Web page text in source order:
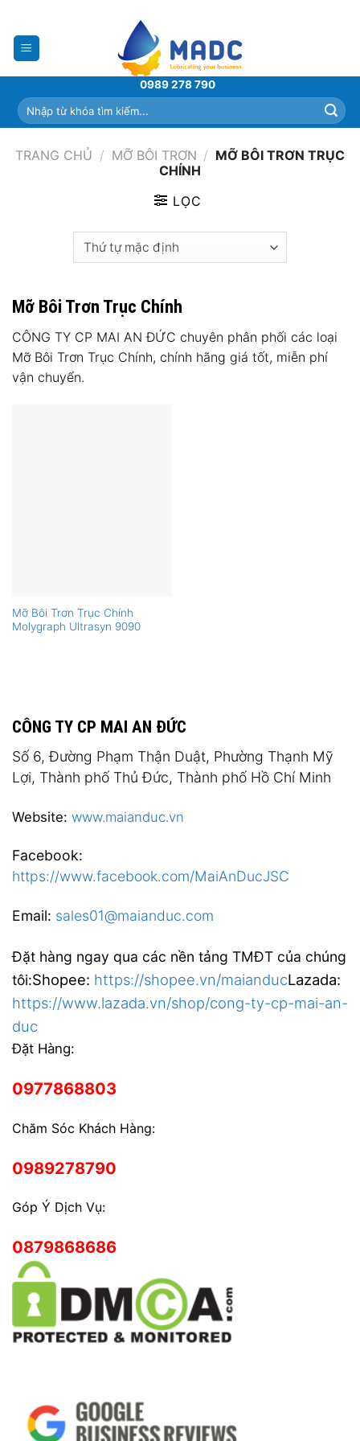
content
0989 278 790
Tìm
kiếm:
TRANG CHỦ / MỠ BÔI TRƠN / MỠ BÔI TRƠN TRỤC
CHÍNH
LỌC
Mỡ Bôi Trơn Trục Chính
CÔNG TY CP MAI AN ĐỨC chuyên phân phối các loại
Mỡ Bôi Trơn Trục Chính, chính hãng giá tốt, miễn phí
vận chuyển.
Mỡ Bôi Trơn Trục Chính
Molygraph Ultrasyn 9090
CÔNG TY CP MAI AN ĐỨC
Số 6, Đường Phạm Thận Duật, Phường Thạnh Mỹ
Lợi, Thành phố Thủ Đức, Thành phố Hồ Chí Minh
Website: www.maianduc.vn
Facebook:
https://www.facebook.com/MaiAnDucJSC
Email: sales01@maianduc.com
Đặt hàng ngay qua các nền tảng TMĐT của chúng
tôi:Shopee: https://shopee.vn/maianducLazada:
https://www.lazada.vn/shop/cong-ty-cp-mai-an-
duc
Đặt Hàng:
0977868803
Chăm Sóc Khách Hàng:
0989278790
Góp Ý Dịch Vụ:
0879868686